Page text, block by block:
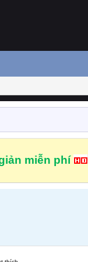
miễn phí